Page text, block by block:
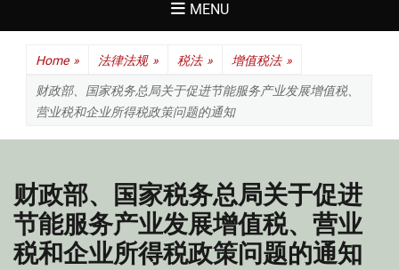
MENU
Home » 法律法规 » 税法 » 增值税法 »
财政部、国家税务总局关于促进节能服务产业发展增值税、
营业税和企业所得税政策问题的通知
财政部、国家税务总局关于促进
节能服务产业发展增值税、营业
税和企业所得税政策问题的通知